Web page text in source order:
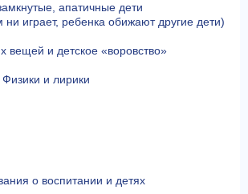
апатичные дети
ни играет, ребенка обижают другие дети)
вещей и детское «воровство»
и лирики
о воспитании и детях